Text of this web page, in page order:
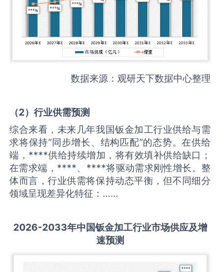
数据来源：观研天下数据中心整理
（2）行业供需预测
综合来看，未来几年我国钣金加工行业供给与需
求将保持“同步增长、结构匹配”的态势。在供给
端，****供给持续增加，将有效填补供给缺口；
在需求端，****、****将驱动需求刚性增长。整
体而言，行业供需将保持动态平衡，但不同细分
领域呈现差异化特征：……
2026-2033年中国钣金加工行业市场供应及增
速预测